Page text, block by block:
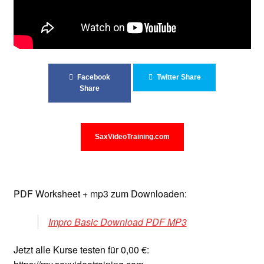
Facebook
Share
Twitter Share
SaxVideoTraining.com
PDF Worksheet + mp3 zum Downloaden:
Impro Basic Download PDF MP3
Jetzt alle Kurse testen für 0,00 €: